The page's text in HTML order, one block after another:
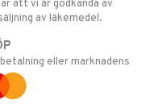
att vi är godkända av
av läkemedel.
eller marknadens